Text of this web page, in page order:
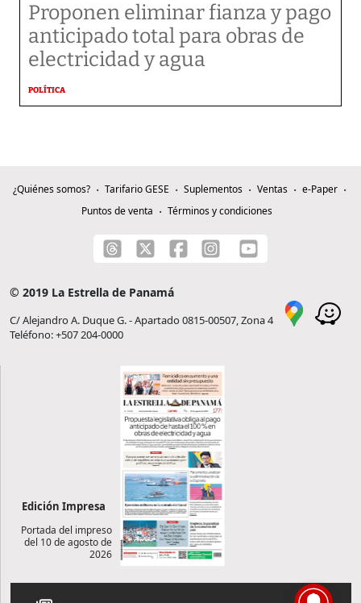
Proponen eliminar fianza y pago
anticipado total para obras de
electricidad y agua
POLÍTICA
¿Quiénes somos? Tarifario GESE Suplementos Ventas
e-Paper
Puntos de venta
Términos y condiciones
© 2019 La Estrella de Panamá
C/ Alejandro A. Duque G. - Apartado 0815-00507, Zona 4
Teléfono: +507 204-0000
Edición Impresa
Portada del impreso
del 10 de agosto de
2026